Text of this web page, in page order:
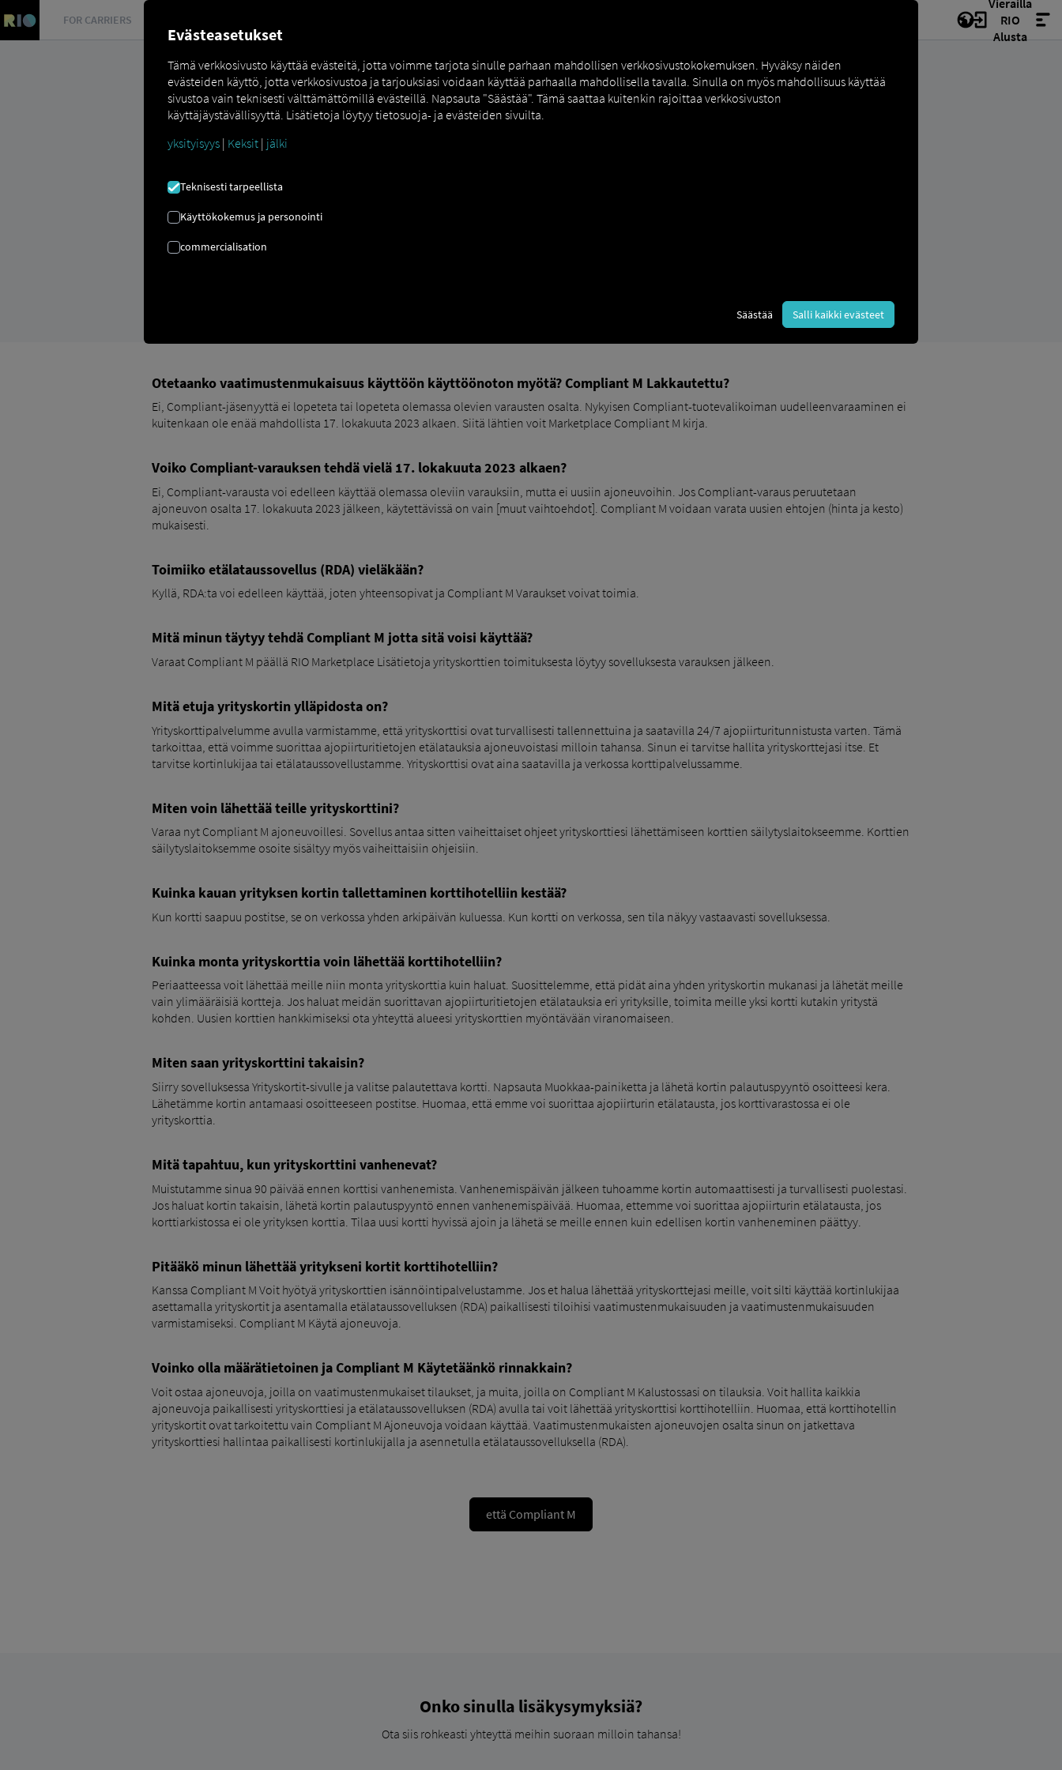
FOR CARRIERS
RIO
Alusta
USEIN KYSYTYT KYSYMYKSET
Kaikki mitä sinun tarvitsee tietää ja ottaa huomioon muuttomatkasta.
Otetaanko vaatimustenmukaisuus käyttöön käyttöönoton myötä? Compliant M Lakkautettu?
Ei, Compliant-jäsenyyttä ei lopeteta tai lopeteta olemassa olevien varausten osalta. Nykyisen Compliant-tuotevalikoiman uudelleenvaraaminen ei
kuitenkaan ole enää mahdollista 17. lokakuuta 2023 alkaen. Siitä lähtien voit Marketplace Compliant M kirja.
Voiko Compliant-varauksen tehdä vielä 17. lokakuuta 2023 alkaen?
Ei, Compliant-varausta voi edelleen käyttää olemassa oleviin varauksiin, mutta ei uusiin ajoneuvoihin. Jos Compliant-varaus peruutetaan
ajoneuvon osalta 17. lokakuuta 2023 jälkeen, käytettävissä on vain [muut vaihtoehdot]. Compliant M voidaan varata uusien ehtojen (hinta ja kesto)
mukaisesti.
Toimiiko etälataussovellus (RDA) vieläkään?
Kyllä, RDA:ta voi edelleen käyttää, joten yhteensopivat ja Compliant M Varaukset voivat toimia.
Mitä minun täytyy tehdä Compliant M jotta sitä voisi käyttää?
Varaat Compliant M päällä RIO Marketplace Lisätietoja yrityskorttien toimituksesta löytyy sovelluksesta varauksen jälkeen.
Mitä etuja yrityskortin ylläpidosta on?
Yrityskorttipalvelumme avulla varmistamme, että yrityskorttisi ovat turvallisesti tallennettuina ja saatavilla 24/7 ajopiirturitunnistusta varten. Tämä
tarkoittaa, että voimme suorittaa ajopiirturitietojen etälatauksia ajoneuvoistasi milloin tahansa. Sinun ei tarvitse hallita yrityskorttejasi itse. Et
tarvitse kortinlukijaa tai etälataussovellustamme. Yrityskorttisi ovat aina saatavilla ja verkossa korttipalvelussamme.
Miten voin lähettää teille yrityskorttini?
Varaa nyt Compliant M ajoneuvoillesi. Sovellus antaa sitten vaiheittaiset ohjeet yrityskorttiesi lähettämiseen korttien säilytyslaitokseemme. Korttien
säilytyslaitoksemme osoite sisältyy myös vaiheittaisiin ohjeisiin.
Kuinka kauan yrityksen kortin tallettaminen korttihotelliin kestää?
Kun kortti saapuu postitse, se on verkossa yhden arkipäivän kuluessa. Kun kortti on verkossa, sen tila näkyy vastaavasti sovelluksessa.
Kuinka monta yrityskorttia voin lähettää korttihotelliin?
Periaatteessa voit lähettää meille niin monta yrityskorttia kuin haluat. Suosittelemme, että pidät aina yhden yrityskortin mukanasi ja lähetät meille
vain ylimääräisiä kortteja. Jos haluat meidän suorittavan ajopiirturitietojen etälatauksia eri yrityksille, toimita meille yksi kortti kutakin yritystä
kohden. Uusien korttien hankkimiseksi ota yhteyttä alueesi yrityskorttien myöntävään viranomaiseen.
Miten saan yrityskorttini takaisin?
Siirry sovelluksessa Yrityskortit-sivulle ja valitse palautettava kortti. Napsauta Muokkaa-painiketta ja lähetä kortin palautuspyyntö osoitteesi kera.
Lähetämme kortin antamaasi osoitteeseen postitse. Huomaa, että emme voi suorittaa ajopiirturin etälatausta, jos korttivarastossa ei ole
yrityskorttia.
Mitä tapahtuu, kun yrityskorttini vanhenevat?
Muistutamme sinua 90 päivää ennen korttisi vanhenemista. Vanhenemispäivän jälkeen tuhoamme kortin automaattisesti ja turvallisesti puolestasi.
Jos haluat kortin takaisin, lähetä kortin palautuspyyntö ennen vanhenemispäivää. Huomaa, ettemme voi suorittaa ajopiirturin etälatausta, jos
korttiarkistossa ei ole yrityksen korttia. Tilaa uusi kortti hyvissä ajoin ja lähetä se meille ennen kuin edellisen kortin vanheneminen päättyy.
Pitääkö minun lähettää yritykseni kortit korttihotelliin?
Kanssa Compliant M Voit hyötyä yrityskorttien isännöintipalvelustamme. Jos et halua lähettää yrityskorttejasi meille, voit silti käyttää kortinlukijaa
asettamalla yrityskortit ja asentamalla etälataussovelluksen (RDA) paikallisesti tiloihisi vaatimustenmukaisuuden ja vaatimustenmukaisuuden
varmistamiseksi. Compliant M Käytä ajoneuvoja.
Voinko olla määrätietoinen ja Compliant M Käytetäänkö rinnakkain?
Voit ostaa ajoneuvoja, joilla on vaatimustenmukaiset tilaukset, ja muita, joilla on Compliant M Kalustossasi on tilauksia. Voit hallita kaikkia
ajoneuvoja paikallisesti yrityskorttiesi ja etälataussovelluksen (RDA) avulla tai voit lähettää yrityskorttisi korttihotelliin. Huomaa, että korttihotellin
yrityskortit ovat tarkoitettu vain Compliant M Ajoneuvoja voidaan käyttää. Vaatimustenmukaisten ajoneuvojen osalta sinun on jatkettava
yrityskorttiesi hallintaa paikallisesti kortinlukijalla ja asennetulla etälataussovelluksella (RDA).
että Compliant M
Onko sinulla lisäkysymyksiä?
Ota siis rohkeasti yhteyttä meihin suoraan milloin tahansa!
Evästeasetukset
Tämä verkkosivusto käyttää evästeitä, jotta voimme tarjota sinulle parhaan mahdollisen verkkosivustokokemuksen. Hyväksy näiden
evästeiden käyttö, jotta verkkosivustoa ja tarjouksiasi voidaan käyttää parhaalla mahdollisella tavalla. Sinulla on myös mahdollisuus käyttää
sivustoa vain teknisesti välttämättömillä evästeillä. Napsauta "Säästää". Tämä saattaa kuitenkin rajoittaa verkkosivuston
käyttäjäystävällisyyttä. Lisätietoja löytyy tietosuoja- ja evästeiden sivuilta.
yksityisyys | Keksit | jälki
Teknisesti tarpeellista
Käyttökokemus ja personointi
commercialisation
Säästää Salli kaikki evästeet